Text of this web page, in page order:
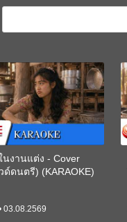
นงานแต่ง - Cover
ด์ดนตรี) (KARAOKE)
03.08.2569